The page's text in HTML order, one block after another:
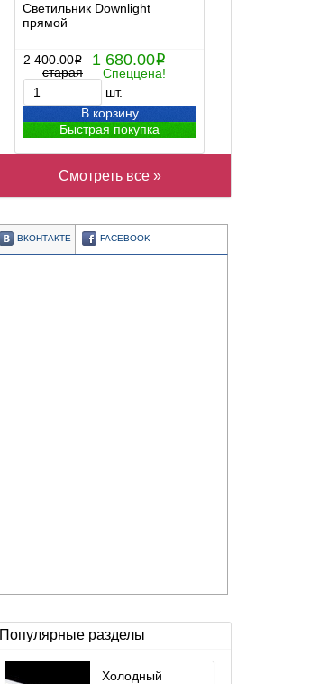
Светильник Downlight
прямой
2 400.00i
старая
1 680.00i
Спеццена!
шт.
В корзину
Быстрая покупка
Смотреть все »
ВКОНТАКТЕ FACEBOOK
Популярные разделы
Холодный